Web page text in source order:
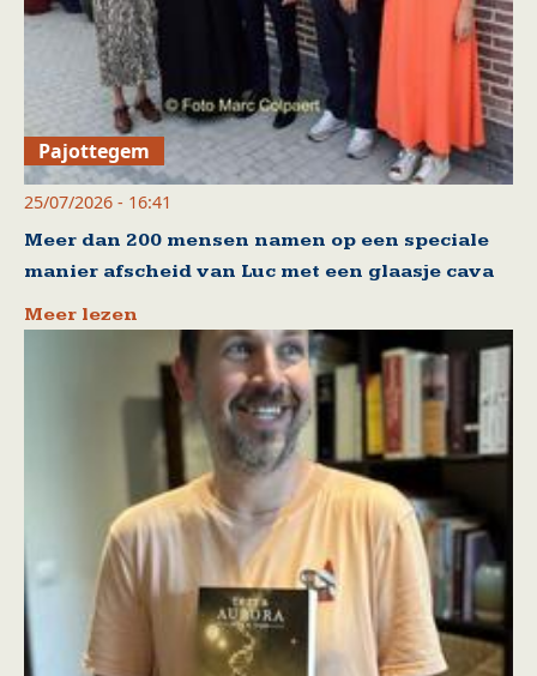
Pajottegem
25/07/2026 - 16:41
Meer dan 200 mensen namen op een speciale
manier afscheid van Luc met een glaasje cava
Meer lezen